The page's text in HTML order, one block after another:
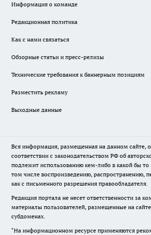
Информация о команде
Редакционная политика
Как с нами связаться
Обзорные статьи и пресс-релизы
Технические требования к баннерным позициям
Разместить рекламу
Выходные данные
Вся информация, размещенная на данном сайте,
соответствии с законодательством РФ об
подлежит использованию кем-либо в какой бы
том числе воспроизведению, распространению,
как с письменного разрешения правообладателя.
Редакция портала не несет ответственности за
материалы пользователей, размещенные на
субдоменах.
"На информационном ресурсе применяются